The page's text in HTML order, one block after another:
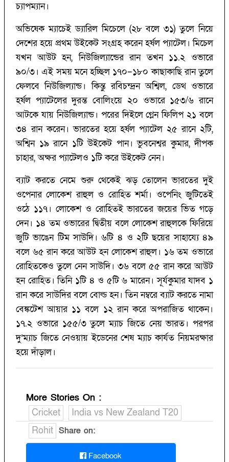
চ্যাপম্যান।
অভিষেক ম্যাচেই ড্যারিল মিচেলে (‌২৮ বলে ৩১)‌ তুলে নিয়ে
দেশের হয়ে প্রথম উইকেট সংগ্রহ করেন হর্ষল প্যাটেল। মিচেল
যখন আউট হন, নিউজিল্যান্ডের রান তখন ১১.‌২ ওভারে
৯০/‌৩। এই সময় মনে হচ্ছিল ১৭০–১৮০ কাছাকাছি রান তুলে
ফেলবে নিউজিল্যান্ড। কিন্তু রবিচন্দ্রন অশ্বিল, ডেথ ওভারে
হর্ষল প্যাটেলের দুরন্ত বোলিংয়ে ২০ ওভারে ১৫৩/‌৬ রানে
আটকে যায় নিউজিল্যান্ড। পরের দিইলে গ্লেন ফিলিপ ২১ বলে
৩৪ রান করেন। ভারতের হয়ে হর্ষল প্যাটেল ২৫ রানে ২টি,
অশ্বিন ১৯ রানে ১টি উইকেট পান। ভুবনেশ্বর কুমার, দীপক
চাহার, অক্ষর প্যাটেলও ১টি করে উইকেট নেন।
ব্যাট করতে নেমে শুরু থেকেই ঝড় তোলেন ভারতের দুই
ওপেনার লোকেশ রাহুল ও রোহিত শর্মা। ওপেনিং জুটিতেই
ওঠে ১১৭। লোকেশ ও রোহিতই ভারতের জয়ের ভিত গড়ে
দেন। ১৪ তম ওভারের দ্বিতীয় বলে লোকেশ রাহুলকে ফিরিয়ে
জুটি ভাঙেন টিম সাউদি। ৬টি ৪ ও ২টি ছয়ের সাহায্যে ৪৯
বলে ৬৫ রান করে আউট হন লোকেশ রাহুল। ১৬ তম ওভারে
রোহিতকেও তুলে নেন সাউদি। ৩৬ বলে ৫৫ রান করে আউট
হন রোহিত। তিনি ১টি ৪ ও ৫টি ৬ মারেন। সূর্যকুমার যাদব ১
রান করে সাউদির বলে বোল্ড হন। তিন নম্বরে ব্যাট করতে নামা
বেঙ্কটেশ আয়ার ১১ বলে ১২ রান করে অপরাজিত থাকেন।
১৭.‌২ ওভারে ১৫৫/‌৩ তুলে ম্যাচ জিতে নেয় ভারত। পরপর
দু’‌ম্যাচ জিতে নেওয়ায় ইডেনের শেষ ম্যাচ কার্যত নিয়মরক্ষার
হয়ে দাঁড়াল।
More Stories On :
Cricket
India vs New Zealand T20
Rohit Share on:
Facebook